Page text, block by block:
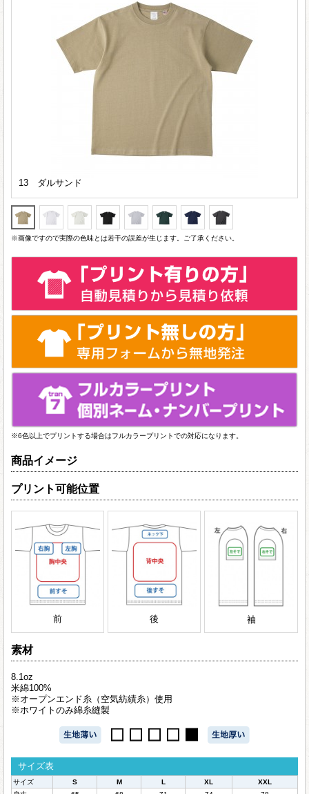
13 ダルサンド
※画像ですので実際の色味とは若干の誤差が生じます。ご了承ください。
※6色以上でプリントする場合はフルカラープリントでの対応になります。
商品イメージ
プリント可能位置
前 後 袖
素材
8.1oz
米綿100%
※オープンエンド糸（空気紡績糸）使用
※ホワイトのみ綿糸縫製
サイズ表
サイズ S M L XL
XXL